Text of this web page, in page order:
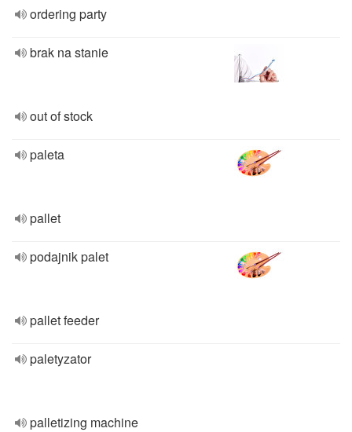
ordering party
brak na stanie
out of stock
paleta
pallet
podajnik palet
pallet feeder
paletyzator
palletizing machine